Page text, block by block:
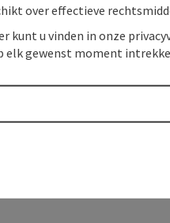
over effectieve
kunt u vinden in onze
elk gewenst moment